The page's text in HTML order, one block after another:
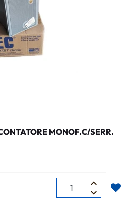
MONOF.C/SERR.